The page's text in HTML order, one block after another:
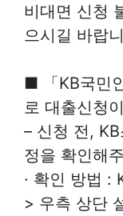
비대면 신청
으시길 바랍
■ 「KB국민
로 대출신청
– 신청 전,
정을 확인해
· 확인 방법 :
> 우측 상단